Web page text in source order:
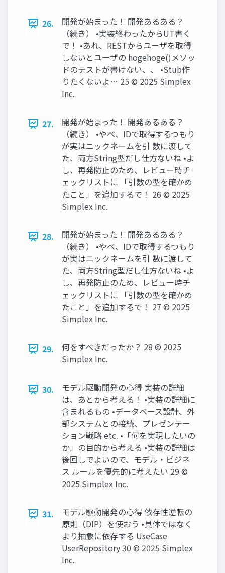
26.
開発が始まった！ 開発あるある？
（続き） •実装終わったからUT書く
で！ •あれ、RESTからユーザを取得
しないとユーザの hogehoge()メソッ
ドのテストが書けない、、 •Stub作
りたくないよ… 25 © 2025 Simplex
Inc.
27.
開発が始まった！ 開発あるある？
（続き） •やべ、IDで取得するつもり
が実はニックネームを引 数に渡して
た、両方String型だし仕方ないね •よ
し、再発防止のため、レビュー時チ
ェックリストに 「引数の型を確かめ
たこと」を追加するで！ 26 © 2025
Simplex Inc.
28.
開発が始まった！ 開発あるある？
（続き） •やべ、IDで取得するつもり
が実はニックネームを引 数に渡して
た、両方String型だし仕方ないね •よ
し、再発防止のため、レビュー時チ
ェックリストに 「引数の型を確かめ
たこと」を追加するで！ 27 © 2025
Simplex Inc.
29.
何をすべきだったか？ 28 © 2025
Simplex Inc.
30.
モデル駆動開発の心得 実装の詳細
は、あとから考える！ •実装の詳細に
含まれるもの •データベース設計、外
部システムとの接続、プレゼンテー
ション戦略 etc. •「何を実現したいの
か」の目的から考える •実装の詳細は
後回しでよいので、モデル・ビジネ
ス ルールを優先的に考えたい 29 ©
2025 Simplex Inc.
31.
モデル駆動開発の心得 依存性逆転の
原則（DIP）を使おう •具体ではなく
より抽象に依存する UseCase
UserRepository 30 © 2025 Simplex
Inc.